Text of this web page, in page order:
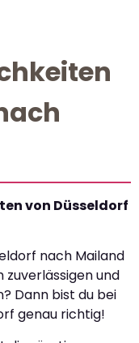
von Düsseldorf
nach Mailand
zuverlässigen und
Dann bist du bei
genau richtig!